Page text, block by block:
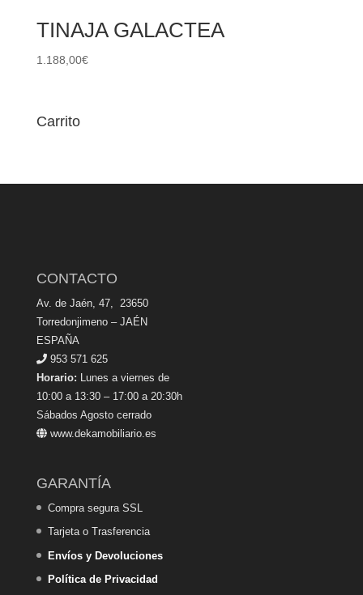
TINAJA GALACTEA
1.188,00€
Carrito
CONTACTO
Av. de Jaén, 47, 23650
Torredonjimeno – JAÉN
ESPAÑA
953 571 625
Horario: Lunes a viernes de
10:00 a 13:30 – 17:00 a 20:30h
Sábados Agosto cerrado
www.dekamobiliario.es
GARANTÍA
Compra segura SSL
Tarjeta o Trasferencia
Envíos y Devoluciones
Política de Privacidad